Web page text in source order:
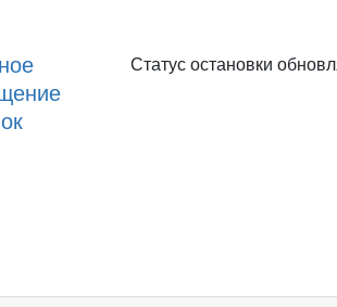
Статус остановки